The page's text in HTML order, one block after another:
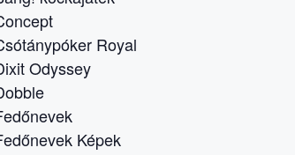
Royal
Odyssey
Képek